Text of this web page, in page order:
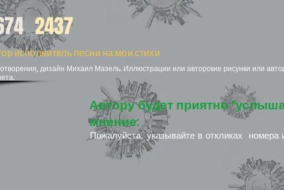
2437
исполнитель песни на мои стихи
дизайн Михаил Мазель. Иллюстрации или авторские рисунки или
Автору будет приятно
мнение:
Пожалуйста, указывайте в откликах номера